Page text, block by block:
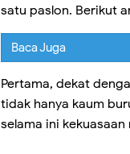
satu paslon. Berikut
Baca Juga
Pertama, dekat
tidak hanya kaum
selama ini